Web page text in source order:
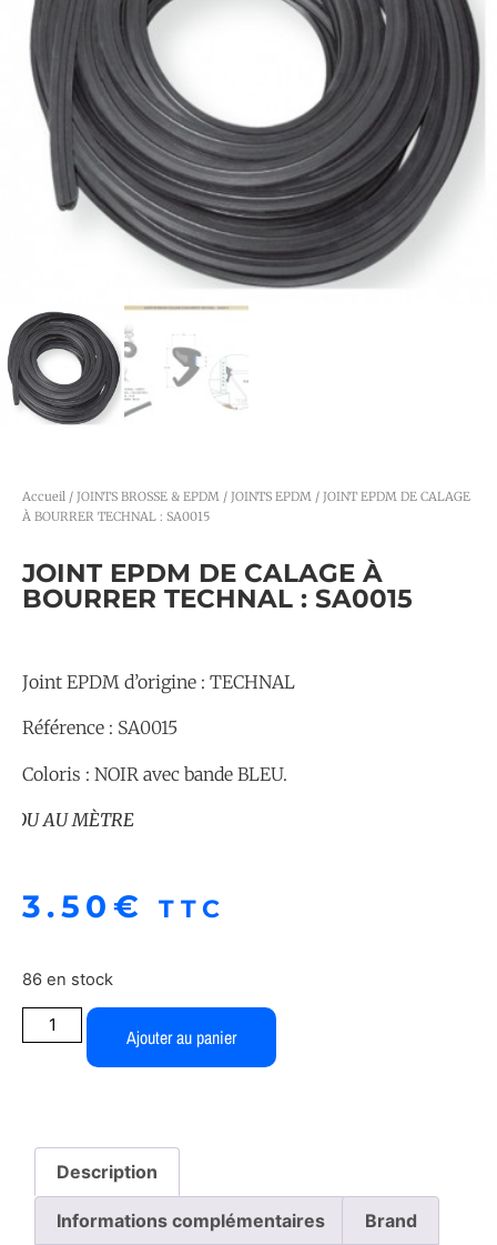
Accueil / JOINTS BROSSE & EPDM / JOINTS EPDM / JOINT EPDM DE CALAGE
À BOURRER TECHNAL : SA0015
JOINT EPDM DE CALAGE À
BOURRER TECHNAL : SA0015
Joint EPDM d’origine : TECHNAL
Référence : SA0015
Coloris : NOIR avec bande BLEU.
AU MÈTRE
3.50 € TTC
86 en stock
Ajouter au panier
Description
Informations complémentaires Brand